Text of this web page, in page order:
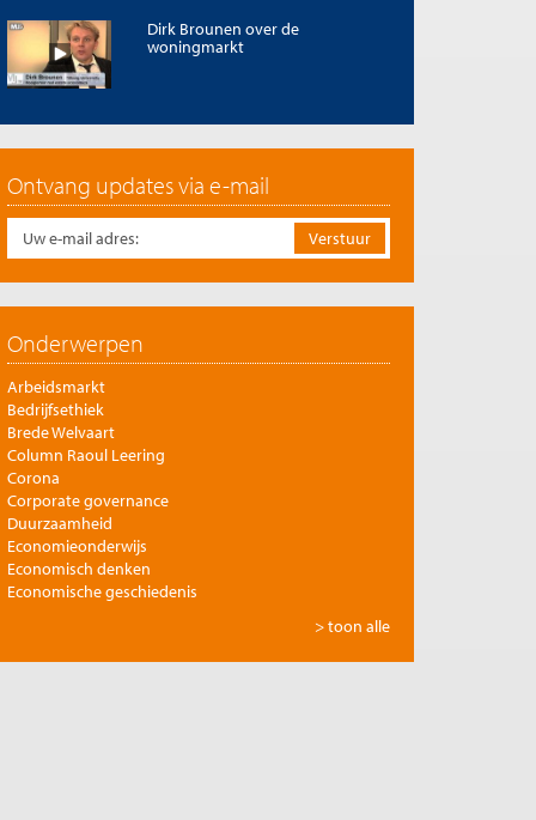
Dirk Brounen over de
woningmarkt
Ontvang updates via e-mail
Onderwerpen
Arbeidsmarkt
Bedrijfsethiek
Brede Welvaart
Column Raoul Leering
Corona
Corporate governance
Duurzaamheid
Economieonderwijs
Economisch denken
Economische geschiedenis
Filosofie en economie
> toon alle